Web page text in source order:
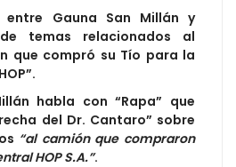
entre Gauna San Millán y
temas relacionados al
que compró su Tío para la
habla con “Rapa” que
del Dr. Cantaro” sobre
“al camión que compraron
HOP S.A.”.